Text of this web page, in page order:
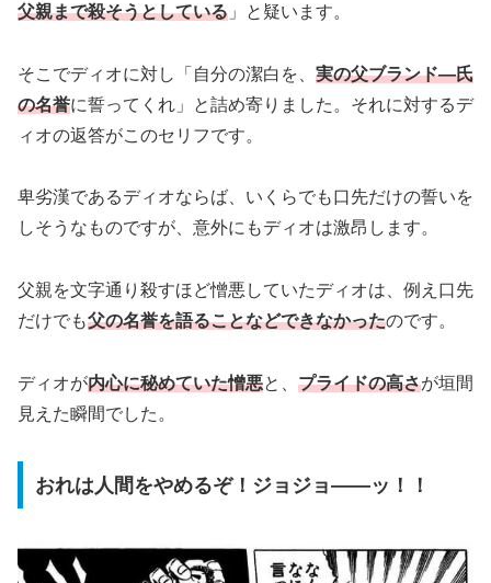
父親まで殺そうとしている 」と疑います。
そこでディオに対し「自分の潔白を、 実の父ブランド―氏
の名誉に誓ってくれ」と詰め寄りました。それに対するデ
ィオの返答がこのセリフです。
卑劣漢であるディオならば、いくらでも口先だけの誓いを
しそうなものですが、意外にもディオは激昂します。
父親を文字通り殺すほど憎悪していたディオは、例え口先
だけでも父の名誉を語ることなどできなかったのです。
ディオが内心に秘めていた憎悪と、 プライドの高さが垣間
見えた瞬間でした。
おれは人間をやめるぞ！ジョジョ――ッ！！